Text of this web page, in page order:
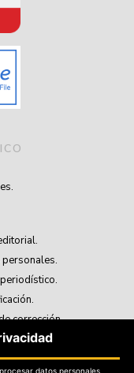
corrección.
de retiro de contenidos.
datos personales